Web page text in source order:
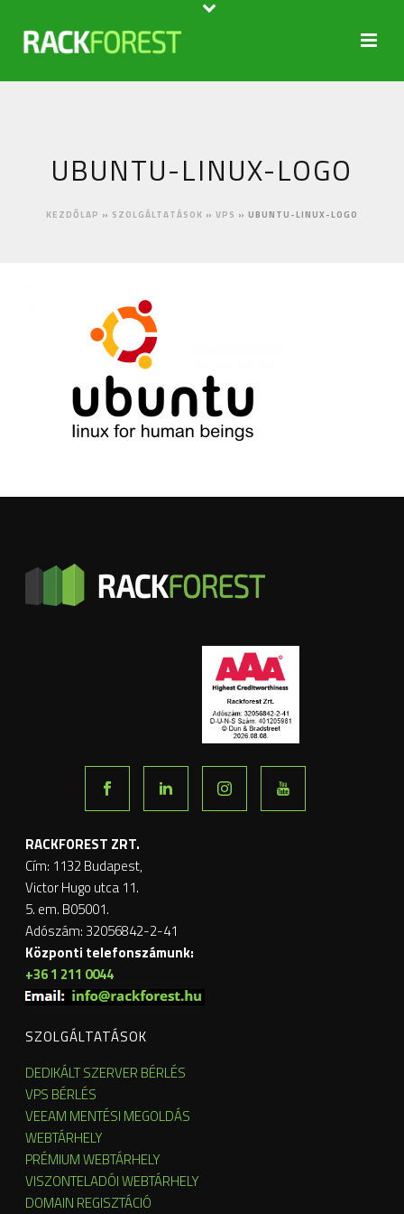
UBUNTU-LINUX-LOGO
KEZDŐLAP » SZOLGÁLTATÁSOK » VPS » UBUNTU-LINUX-LOGO
RACKFOREST ZRT.
Cím: 1132 Budapest,
Victor Hugo utca 11.
5. em. B05001.
Adószám: 32056842-2-41
Központi telefonszámunk:
+36 1 211 0044
SZOLGÁLTATÁSOK
DEDIKÁLT SZERVER BÉRLÉS
VPS BÉRLÉS
VEEAM MENTÉSI MEGOLDÁS
WEBTÁRHELY
PRÉMIUM WEBTÁRHELY
VISZONTELADÓI WEBTÁRHELY
DOMAIN REGISZTÁCIÓ